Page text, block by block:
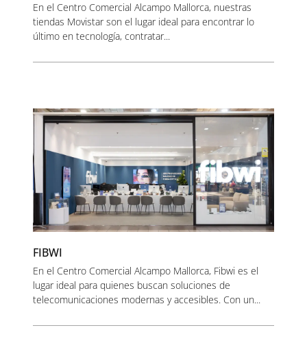
En el Centro Comercial Alcampo Mallorca, nuestras
tiendas Movistar son el lugar ideal para encontrar lo
último en tecnología, contratar...
FIBWI
En el Centro Comercial Alcampo Mallorca, Fibwi es el
lugar ideal para quienes buscan soluciones de
telecomunicaciones modernas y accesibles. Con un...